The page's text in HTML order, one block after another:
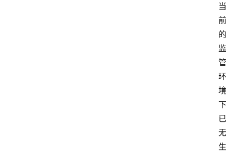
当
前
的
监
管
环
境
下
已
无
生